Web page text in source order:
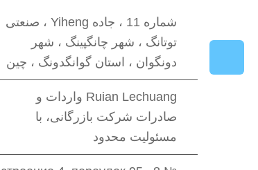
شماره 11 ، جاده Yiheng ، صنعتی
توتانگ ، شهر چانگپینگ ، شهر
دونگوان ، استان گوانگدونگ ، چین
Ruian Lechuang واردات و
صادرات شرکت بازرگانی، با
مسئولیت محدود